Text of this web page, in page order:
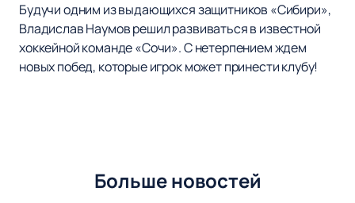
Будучи одним из выдающихся защитников «Сибири»,
Владислав Наумов решил развиваться в известной
хоккейной команде «Сочи». С нетерпением ждем
новых побед, которые игрок может принести клубу!
Больше новостей